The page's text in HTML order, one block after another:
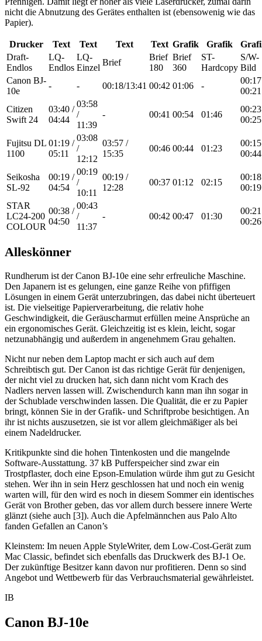
nicht die Abnutzung des Gerätes enthalten ist (ebensowenig wie das
Papier).
Drucker Text Text Text Text Grafik Grafik
Draft-
Endlos
LQ-
Endlos
LQ-
Einzel
Brief
Brief
180
Brief
360
ST-
Hardcopy
S/W-
Bild
Canon BJ-
10e
- - 00:18/13:41 00:42 01:06 -
00:21
Citizen
Swift 24
03:40 /
04:44
03:58
/
11:39
- 00:41 00:54 01:46
00:25
Fujitsu DL
1100
01:19 /
05:11
03:08
/
12:12
03:57 /
15:35
00:46 00:44 01:23
00:44
Seikosha
SL-92
00:19 /
04:54
00:19
/
10:11
00:19 /
12:28
00:37 01:12 02:15
00:19
STAR
LC24-200
COLOUR
00:38 /
04:50
00:43
/
11:37
- 00:42 00:47 01:30
00:26
Alleskönner
Rundherum ist der Canon BJ-10e eine sehr erfreuliche Maschine.
Den Japanern ist es gelungen, eine ganze Reihe von pfiffigen
Lösungen in einem Gerät unterzubringen, das dabei nicht überteuert
ist. Die vielseitige Papierverarbeitung, die relativ hohe
Geschwindigkeit, die Geräuscharmut erfüllen meine Ansprüche an
ein ergonomisches Gerät. Gleichzeitig ist es klein, leicht, sogar
netzunabhängig und außerdem in angenehmem Grau gehalten.
Nicht nur neben dem Laptop macht er sich auch auf dem
Schreibtisch gut. Der Canon ist das richtige Gerät für denjenigen,
der nicht viel zu drucken hat, sich dann nicht vom Krach des
Nadlers nerven lassen will. Zwischendurch kann man ihn sogar in
der Schublade verschwinden lassen. Die Qualität, die er zu Papier
bringt, können Sie in der Grafik- und Schriftprobe besichtigen. An
ihr ist nichts auszusetzen, sie ist vor allem gleichmäßiger als bei
einem Nadeldrucker.
Kritikpunkte sind die hohen Tintenkosten und die mangelnde
Software-Ausstattung. 37 kB Pufferspeicher sind zwar ein
Trostpflaster, doch eine Epson-Emulation würde ihm gut zu Gesicht
stehen. Wer ihn in sein Herz geschlossen hat und noch ein wenig
warten will, für den wird es noch in diesem Sommer ein identisches
Gerät von Brother geben, das vor allem durch bessere innere Werte
glänzt (siehe auch [3]). Auch die Apfelmännchen aus Palo Alto
fanden Gefallen an Canon’s
Kleinstem: Im neuen Apple StyleWriter, dem Low-Cost-Gerät zum
Mac Classic, befindet sich ebenfalls das Druckwerk des BJ-1 Oe.
Der zukünftige Besitzer kann davon nur profitieren. Denn so sind
Angebot und Wettbewerb für das Verbrauchsmaterial gewährleistet.
IB
Canon BJ-10e